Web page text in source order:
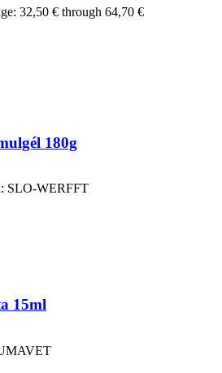
32,50 € through 64,70 €
180g
SLO-WERFFT
15ml